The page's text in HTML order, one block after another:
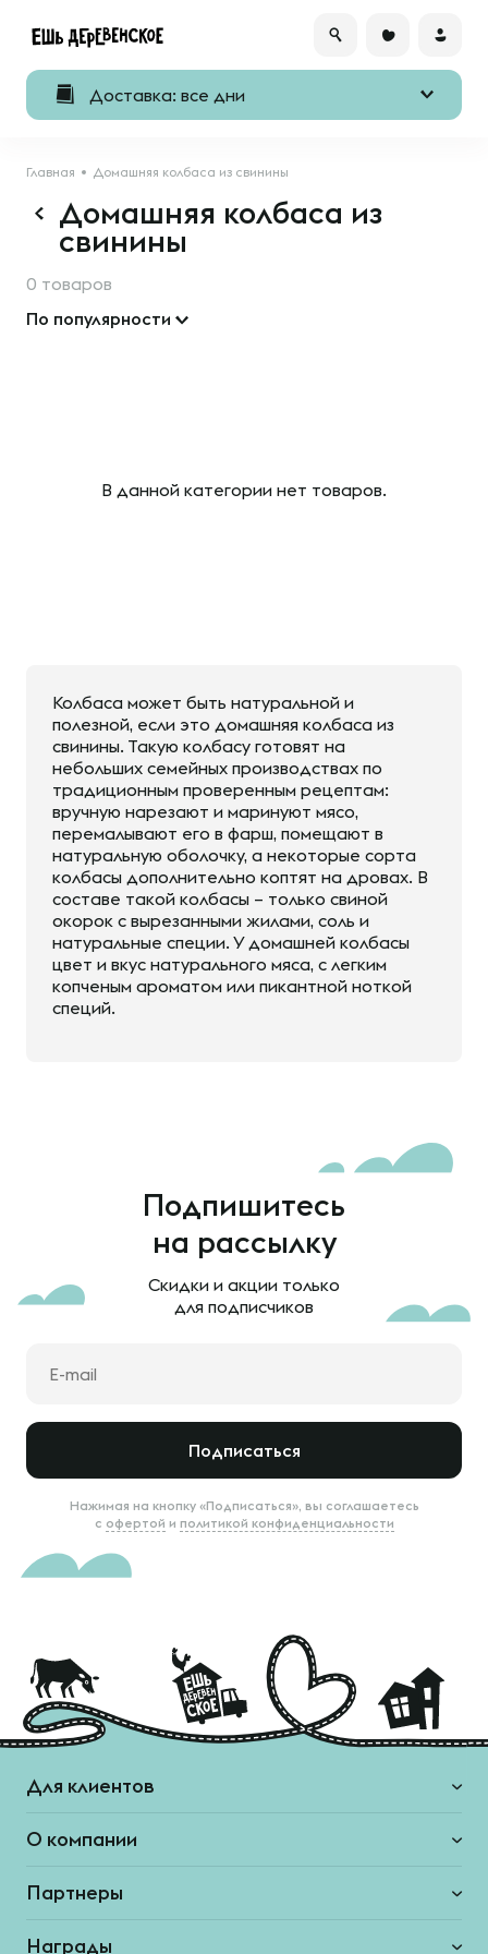
Доставка: все дни
Главная Домашняя колбаса из свинины
Домашняя колбаса из
свинины
0 товаров
По популярности
В данной категории нет товаров.
Колбаса может быть натуральной и
полезной, если это домашняя колбаса из
свинины. Такую колбасу готовят на
небольших семейных производствах по
традиционным проверенным рецептам:
вручную нарезают и маринуют мясо,
перемалывают его в фарш, помещают в
натуральную оболочку, а некоторые сорта
колбасы дополнительно коптят на дровах. В
составе такой колбасы – только свиной
окорок с вырезанными жилами, соль и
натуральные специи. У домашней колбасы
цвет и вкус натурального мяса, с легким
копченым ароматом или пикантной ноткой
специй.
Подпишитесь
на рассылку
Скидки и акции только
для подписчиков
Подписаться
Нажимая на кнопку «Подписаться», вы соглашаетесь
с офертой и политикой конфиденциальности
Для клиентов
О компании
Партнеры
Награды